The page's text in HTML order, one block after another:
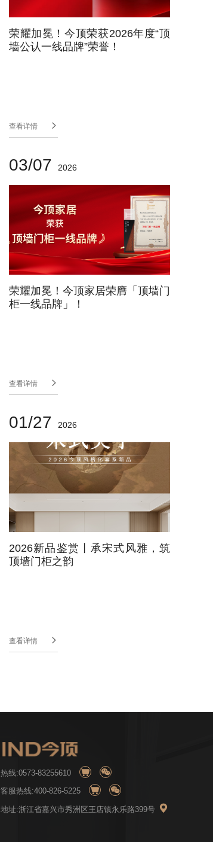
荣耀加冕！今顶荣获2026年度“顶
墙公认一线品牌”荣誉！
查看详情 
03/07 2026
荣耀加冕！今顶家居荣膺「顶墙门
柜一线品牌」！
查看详情 
01/27 2026
2026新品鉴赏丨承宋式风雅，筑
顶墙门柜之韵
查看详情 
线:0573-83255610  
服热线:400-826-5225  
址:浙江省嘉兴市秀洲区王店镇永乐路399号 